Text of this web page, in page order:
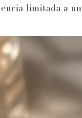
limitada a